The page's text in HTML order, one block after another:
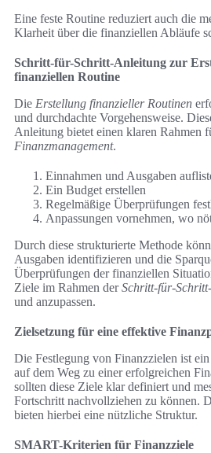
Eine feste Routine reduziert auch die
Klarheit über die finanziellen Abläufe
Schritt-für-Schritt-Anleitung zur
finanziellen Routine
Die Erstellung finanzieller Routinen
und durchdachte Vorgehensweise.
Anleitung bietet einen klaren Rahmen
Finanzmanagement.
Einnahmen und Ausgaben
Ein Budget erstellen
Regelmäßige Überprüfungen
Anpassungen vornehmen, wo
Durch diese strukturierte Methode
Ausgaben identifizieren und die
Überprüfungen der finanziellen
Ziele im Rahmen derSchritt-für-
und anzupassen.
Zielsetzung für eine effektive
Die Festlegung von Finanzzielen ist
auf dem Weg zu einer erfolgreichen
sollten diese Ziele klar definiert und
Fortschritt nachvollziehen zu können.
bieten hierbei eine nützliche Struktur.
SMART-Kriterien für Finanzziele